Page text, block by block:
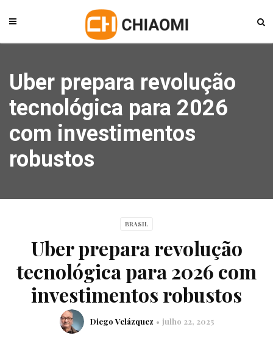
Uber prepara revolução
tecnológica para 2026
com investimentos
robustos
BRASIL
Uber prepara revolução
tecnológica para 2026 com
investimentos robustos
Diego Velázquez julho 22, 2025